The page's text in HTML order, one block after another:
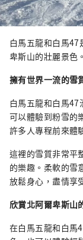
白馬五龍和白馬
卑斯山的壯麗景色
擁有世界一流的雪
白馬五龍和白馬
可以體驗到粉雪的
許多人專程前來體
這裡的雪質非常平
的樂趣。柔軟的雪
放鬆身心，盡情享
欣賞北阿爾卑斯山
在白馬五龍和白馬